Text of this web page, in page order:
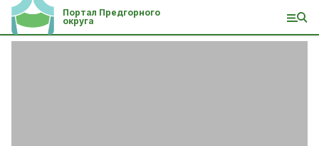
Портал Предгорного
округа